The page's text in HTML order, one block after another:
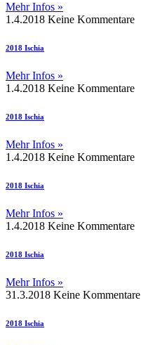
Mehr Infos »
1.4.2018 Keine Kommentare
2018 Ischia
Mehr Infos »
1.4.2018 Keine Kommentare
2018 Ischia
Mehr Infos »
1.4.2018 Keine Kommentare
2018 Ischia
Mehr Infos »
1.4.2018 Keine Kommentare
2018 Ischia
Mehr Infos »
31.3.2018 Keine Kommentare
2018 Ischia